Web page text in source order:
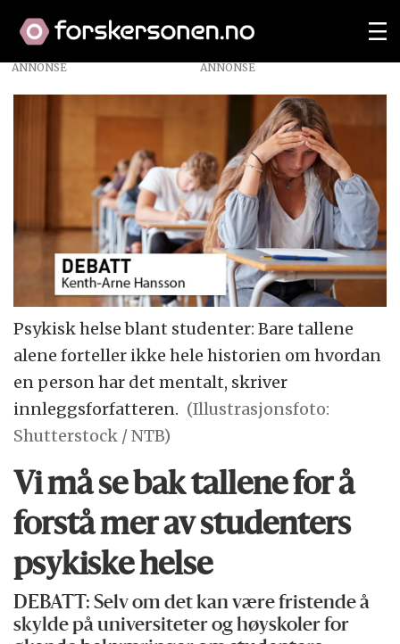
ANNONSE
Psykisk helse blant studenter: Bare tallene
alene forteller ikke hele historien om hvordan
en person har det mentalt, skriver
innleggsforfatteren. (Illustrasjonsfoto:
Shutterstock / NTB)
Vi må se bak tallene for å
forstå mer av studenters
psykiske helse
DEBATT: Selv om det kan være fristende å
skylde på universiteter og høyskoler for